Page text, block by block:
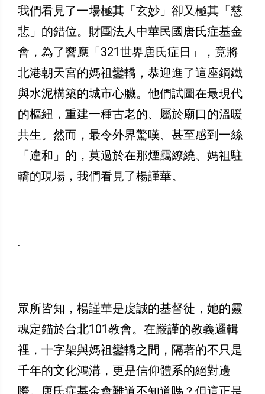
我們看見了一場極其「玄妙」卻又極其「慈
悲」的錯位。財團法人中華民國唐氏症基金
會，為了響應「321世界唐氏症日」，竟將
北港朝天宮的媽祖鑾轎，恭迎進了這座鋼鐵
與水泥構築的城市心臟。他們試圖在最現代
的樞紐，重建一種古老的、屬於廟口的溫暖
共生。然而，最令外界驚嘆、甚至感到一絲
「違和」的，莫過於在那煙靄繚繞、媽祖駐
轎的現場，我們看見了楊謹華。
.
眾所皆知，楊謹華是虔誠的基督徒，她的靈
魂定錨於台北101教會。在嚴謹的教義邏輯
裡，十字架與媽祖鑾轎之間，隔著的不只是
千年的文化鴻溝，更是信仰體系的絕對邊
際。唐氏症基金會難道不知道嗎？但這正是